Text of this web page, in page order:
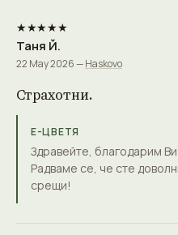
★★★★★
Таня Й.
22 May 2026 —Haskovo
Страхотни.
Е-ЦВЕТЯ
Здравейте, благодарим
Радваме се, че сте
срещи!